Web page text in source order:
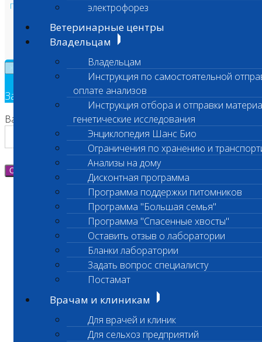
электрофорез
Ветеринарные центры
Владельцам
Владельцам
Инструкция по самостоятельной
оплате анализов
Инструкция отбора и отправки
генетические исследования
Энциклопедия Шанс Био
Ограничения по хранению и
Анализы на дому
Дисконтная программа
Программа поддержки питомников
Программа "Большая семья"
Программа "Спасенные хвосты"
Оставить отзыв о лаборатории
Бланки лаборатории
Задать вопрос специалисту
Постамат
Врачам и клиникам
Для врачей и клиник
Для сельхоз предприятий
Политика в области персональных данных и конфиденциальности
Техническая поддержка
Заявка на обратный звонок
Ваш номер телефона
Отправить